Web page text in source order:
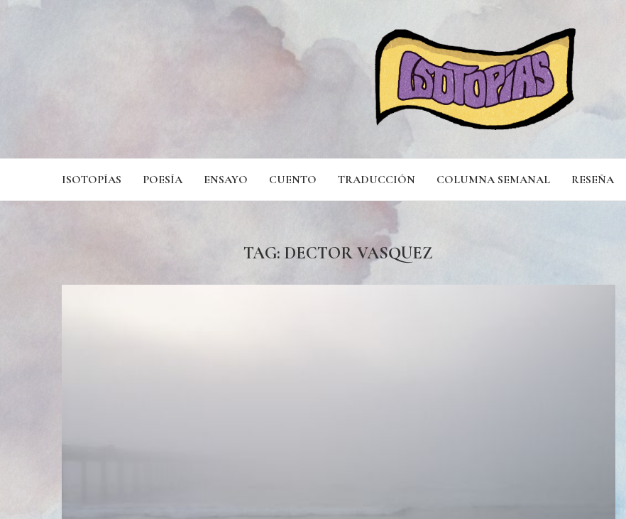
ISOTOPÍAS POESÍA ENSAYO CUENTO TRADUCCIÓN COLUMNA SEMANAL RESEÑA
TAG:DECTOR VASQUEZ